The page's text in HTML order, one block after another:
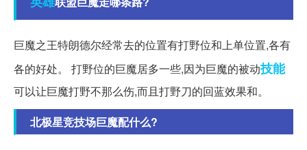
巨魔之王特朗德尔经常去的位置有打野位和上单位置,各有
各的好处。 打野位的巨魔居多一些,因为巨魔的被动技能
可以让巨魔打野不那么伤,而且打野刀的回蓝效果和。
北极星竞技场巨魔配什么?